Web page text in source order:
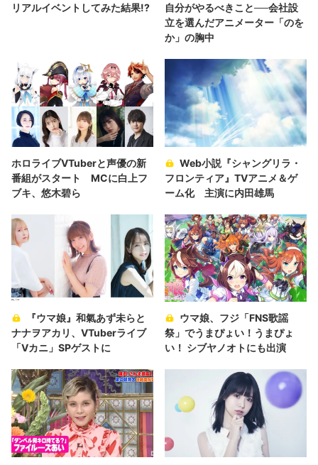
リアルイベントしてみた結果!?
自分がやるべきこと──会社設
立を選んだアニメーター「のを
か」の胸中
ホロライブVTuberと声優の新
番組がスタート MCに白上フ
ブキ、悠木碧ら
Web小説『シャングリラ・
フロンティア』TVアニメ＆ゲ
ーム化 主演に内田雄馬
『ウマ娘』和氣あず未らと
ナナヲアカリ、VTuberライブ
「Vカニ」SPゲストに
ウマ娘、フジ「FNS歌謡
祭」でうまぴょい！うまぴょ
い！ シブヤノオトにも出演